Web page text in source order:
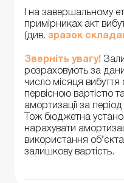
І на завершальному
примірниках акт
(див. зразок
Зверніть увагу!
розраховують за
число місяця вибуття
первісною вартістю
амортизації за
Тож бюджетна
нарахувати
використання
залишкову вартість.